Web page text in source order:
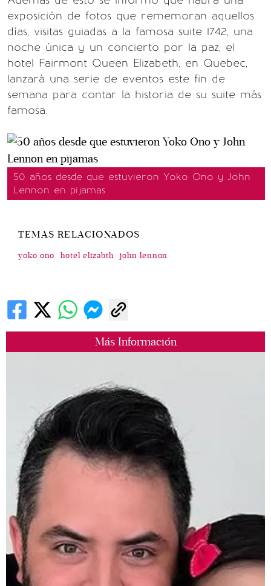
Más Información
exposición de fotos que rememoran aquellos
días, visitas guiadas a la famosa suite 1742, una
noche única y un concierto por la paz, el
hotel Fairmont Queen Elizabeth, en Quebec,
lanzará una serie de eventos este fin de
semana para contar la historia de su suite más
famosa.
50 años desde que estuvieron Yoko Ono y John
Lennon en pijamas
TEMAS RELACIONADOS
yoko ono hotel elizabth john lennon